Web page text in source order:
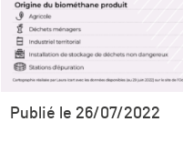
Publié le 26/07/2022